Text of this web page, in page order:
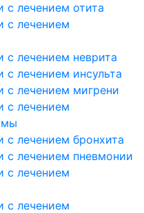
с лечением отита
с лечением
с лечением неврита
с лечением инсульта
с лечением мигрени
с лечением
с лечением бронхита
с лечением пневмонии
с лечением
с лечением